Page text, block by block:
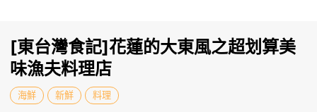
[東台灣食記]花蓮的大東風之超划算美
味漁夫料理店
海鮮 新鮮 料理